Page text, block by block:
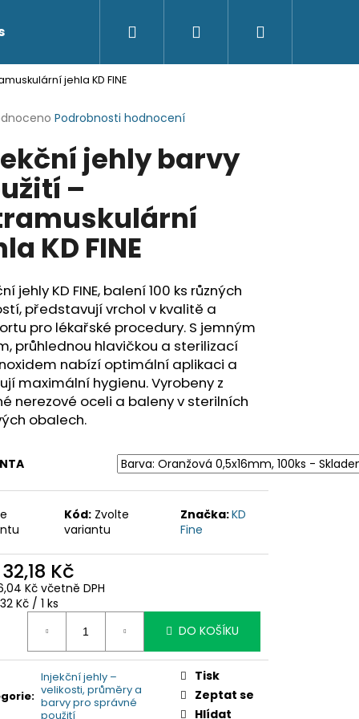
Přihlášení
jehla KD FINE
Podrobnosti hodnocení
jehly barvy
–
KD FINE
jehly KD FINE, balení 100 ks různých
představují vrchol v kvalitě a
pro lékařské procedury. S jemným
průhlednou hlavičkou a sterilizací
nabízí optimální aplikaci a
maximální hygienu. Vyrobeny z
nerezové oceli a baleny v sterilních
obalech.
Kód: Zvolte
variantu
Značka:KD
Fine
32,18 Kč
Kčvčetně DPH
Kč / 1 ks
DO KOŠÍKU
:
Injekční jehly –
velikosti, průměry a
barvy pro správné
použití
Tisk
Zeptat se
Hlídat